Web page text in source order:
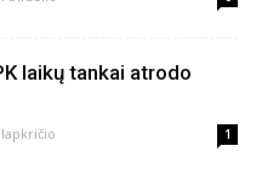
laikų tankai atrodo
lapkričio 1